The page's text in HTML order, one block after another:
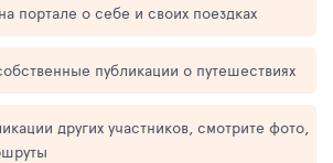
портале о себе и своих поездках
публикации о путешествиях
других участников, смотрите фото,